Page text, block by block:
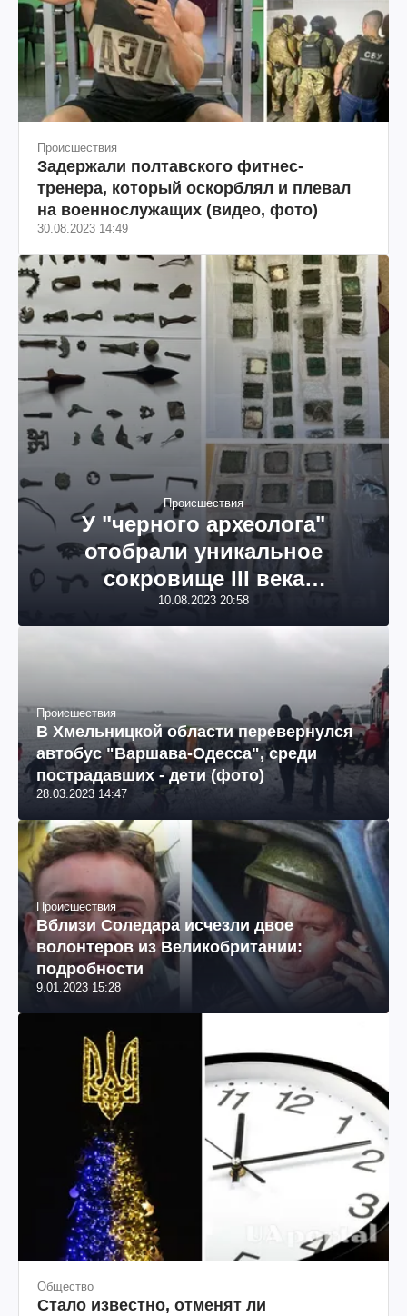
Происшествия
Задержали полтавского фитнес-
тренера, который оскорблял и плевал
на военнослужащих (видео, фото)
30.08.2023 14:49
Происшествия
У "черного археолога"
отобрали уникальное
сокровище III века
стоимостью в полмиллиона
гривен: будет суд (фото)
10.08.2023 20:58
Происшествия
В Хмельницкой области перевернулся
автобус "Варшава-Одесса", среди
пострадавших - дети (фото)
28.03.2023 14:47
Происшествия
Вблизи Соледара исчезли двое
волонтеров из Великобритании:
подробности
9.01.2023 15:28
Общество
Стало известно, отменят ли